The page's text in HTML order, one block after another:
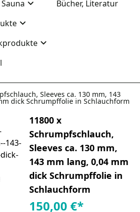
Sauna
Bücher, Literatur
Sleeves ca. 130 mm, 143
dick Schrumpffolie in Schlauchform
11800 x
Schrumpfschlauch,
Sleeves ca. 130 mm,
143 mm lang, 0,04 mm
dick Schrumpffolie in
Schlauchform
150,00 €*